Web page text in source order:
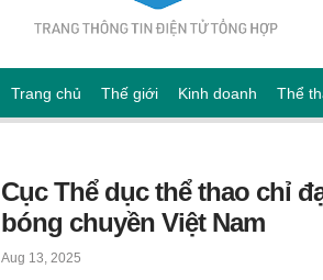
Trang chủ Thế giới Kinh doanh Thể
Cục Thể dục thể thao chỉ
bóng chuyền Việt Nam
Aug 13, 2025